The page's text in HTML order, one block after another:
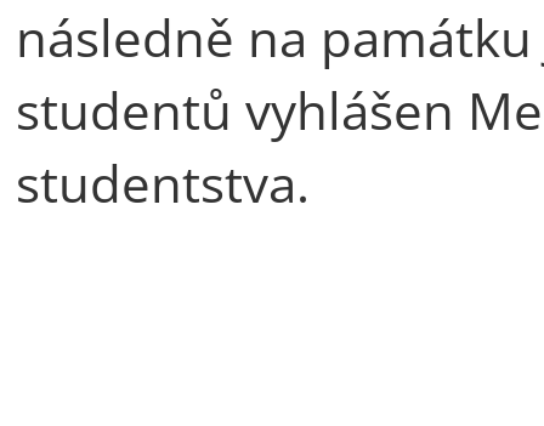
následně na
studentů vyhlášen
studentstva.